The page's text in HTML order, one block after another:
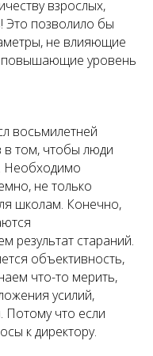
взрослых,
Это позволило бы
не влияющие
повышающие уровень
восьмилетней
в том, чтобы люди
Необходимо
не только
школам. Конечно,
результат стараний.
объективность,
что-то мерить,
усилий,
Потому что если
к директору.